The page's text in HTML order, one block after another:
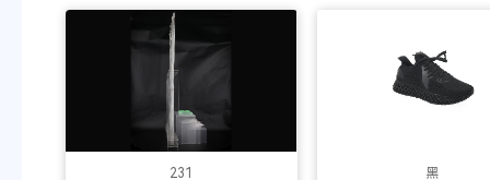
231 黑